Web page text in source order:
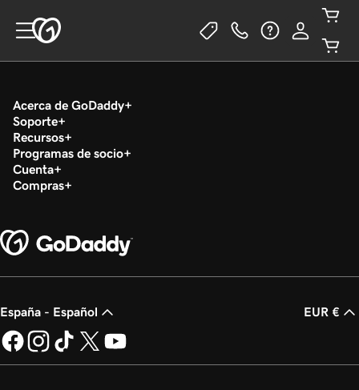
Acerca de GoDaddy
Soporte
Recursos
Programas de socio
Cuenta
Compras
España - Español EUR €